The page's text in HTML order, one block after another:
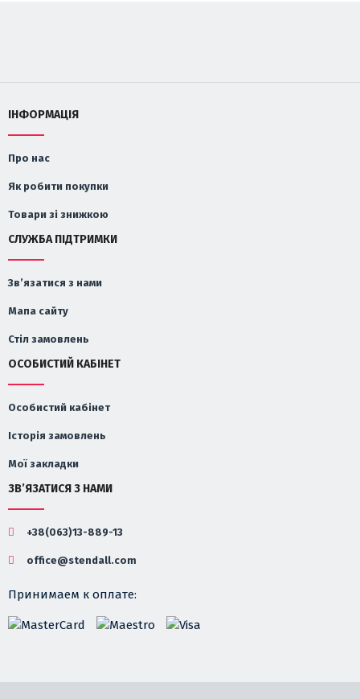
ІНФОРМАЦІЯ
Про нас
Як робити покупки
Товари зі знижкою
СЛУЖБА ПІДТРИМКИ
Зв’язатися з нами
Мапа сайту
Стіл замовлень
ОСОБИСТИЙ КАБІНЕТ
Особистий кабінет
Історія замовлень
Мої закладки
ЗВ’ЯЗАТИСЯ З НАМИ
+38(063)13-889-13
office@stendall.com
Принимаем к оплате: